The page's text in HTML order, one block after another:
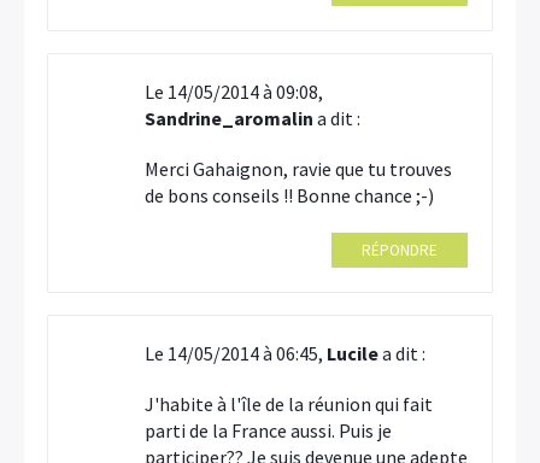
Le 14/05/2014 à 09:08,
Sandrine_aromalin a dit :
Merci Gahaignon, ravie que tu trouves
de bons conseils !! Bonne chance ;-)
RÉPONDRE
Le 14/05/2014 à 06:45, Lucilea dit :
J'habite à l'île de la réunion qui fait
parti de la France aussi. Puis je
participer?? Je suis devenue une adepte